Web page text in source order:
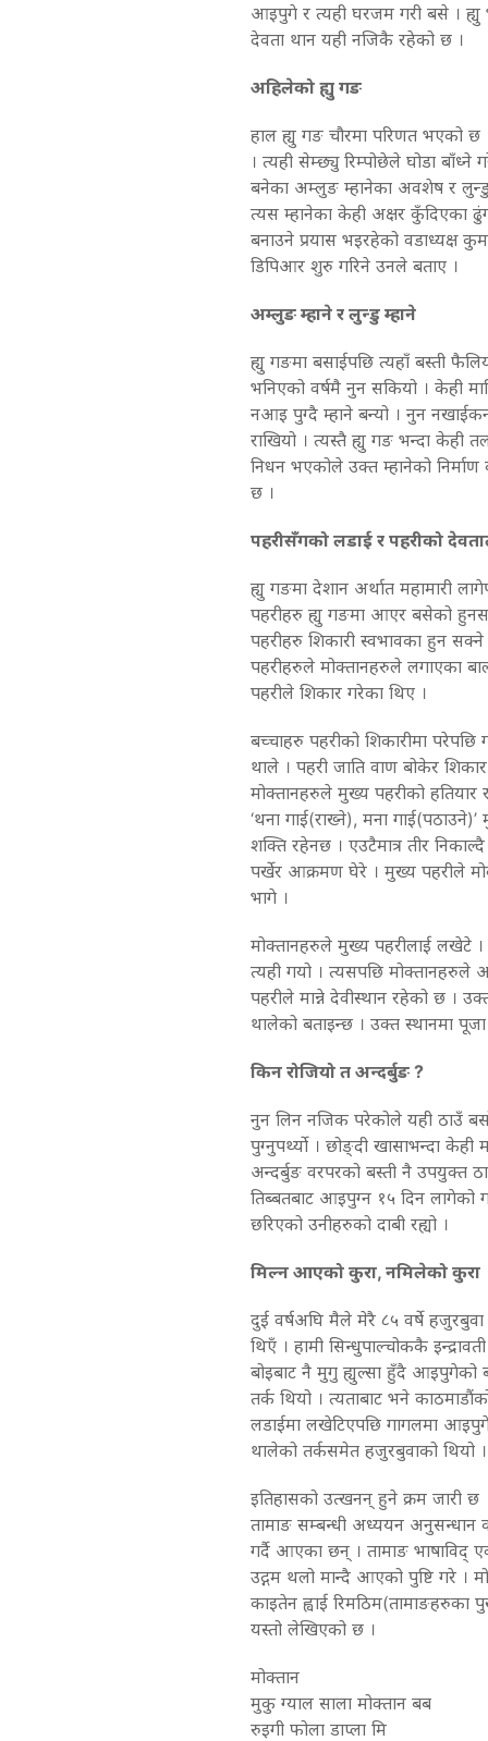
आइपुगे र त्यही घरजम गरी बसे ।
देवता थान यही नजिकै रहेको छ ।
अहिलेको ह्यु गङ
हाल ह्यु गङ चौरमा परिणत भएको छ
। त्यही सेम्छ्यु रिम्पोछेले घोडा
बनेका अम्लुङ म्हानेका अवशेष र लुन्डु
त्यस म्हानेका केही अक्षर कुँदिएका
बनाउने प्रयास भइरहेको वडाध्यक्ष
डिपिआर शुरु गरिने उनले बताए ।
अम्लुङ म्हाने र लुन्डु म्हाने
ह्यु गङमा बसाईपछि त्यहाँ बस्ती
भनिएको वर्षमै नुन सकियो । केही
नआइ पुग्दै म्हाने बन्यो । नुन
राखियो । त्यस्तै ह्यु गङ भन्दा केही
निधन भएकोले उक्त म्हानेको
छ ।
पहरीसँगको लडाई र पहरीको
ह्यु गङमा देशान अर्थात महामारी
पहरीहरु ह्यु गङमा आएर बसेको
पहरीहरु शिकारी स्वभावका हुन
पहरीहरुले मोक्तानहरुले लगाएका
पहरीले शिकार गरेका थिए ।
बच्चाहरु पहरीको शिकारीमा परेपछि
थाले । पहरी जाति वाण बोकेर
मोक्तानहरुले मुख्य पहरीको हतियार
‘थना गाई(राख्ने), मना
शक्ति रहेनछ । एउटैमात्र तीर
पर्खेर आक्रमण घेरे । मुख्य पहरीले
भागे ।
मोक्तानहरुले मुख्य पहरीलाई लखेटे ।
त्यही गयो । त्यसपछि मोक्तानहरुले
पहरीले मान्ने देवीस्थान रहेको छ ।
थालेको बताइन्छ । उक्त स्थानमा पूजा
किन रोजियो त अन्दर्बुङ ?
नुन लिन नजिक परेकोले यही ठाउँ
पुग्नुपर्थ्यो । छोङ्दी खासाभन्दा
अन्दर्बुङ वरपरको बस्ती नै उपयुक्त
तिब्बतबाट आइपुग्न १५ दिन लागेको
छरिएको उनीहरुको दाबी रह्यो ।
मिल्न आएको कुरा, नमिलेको कुरा
दुई वर्षअघि मैले मेरै ८५ वर्षे
थिएँ । हामी सिन्धुपाल्चोककै
बोइबाट नै मुगु ह्युल्सा हुँदै
तर्क थियो । त्यताबाट भने
लडाईमा लखेटिएपछि गागलमा
थालेको तर्कसमेत हजुरबुवाको थियो ।
इतिहासको उत्खनन् हुने क्रम जारी छ
तामाङ सम्बन्धी अध्ययन
गर्दै आएका छन् । तामाङ भाषाविद्
उद्गम थलो मान्दै आएको पुष्टि गरे ।
काइतेन ह्वाई रिमठिम(तामाङहरुका
यस्तो लेखिएको छ ।
मोक्तान
मुकु ग्याल साला मोक्तान बब
रुइगी फोला डाप्ला मि